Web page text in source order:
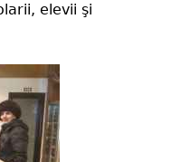
elevii şi